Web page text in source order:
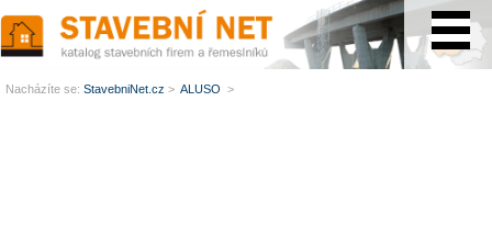
Nacházíte se: StavebniNet.cz > ALUSO >